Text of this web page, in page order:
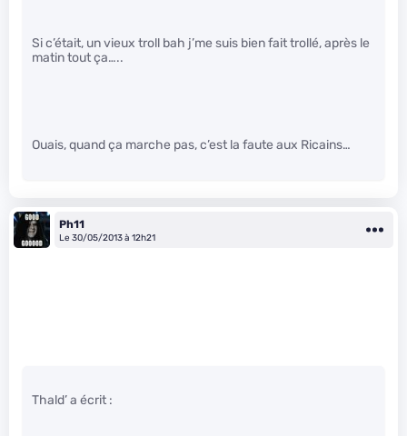
Si c’était, un vieux troll bah j’me suis bien fait trollé, après le
matin tout ça…..
Ouais, quand ça marche pas, c’est la faute aux Ricains…
Ph11
Le 30/05/2013 à 12h21
Thald’ a écrit :